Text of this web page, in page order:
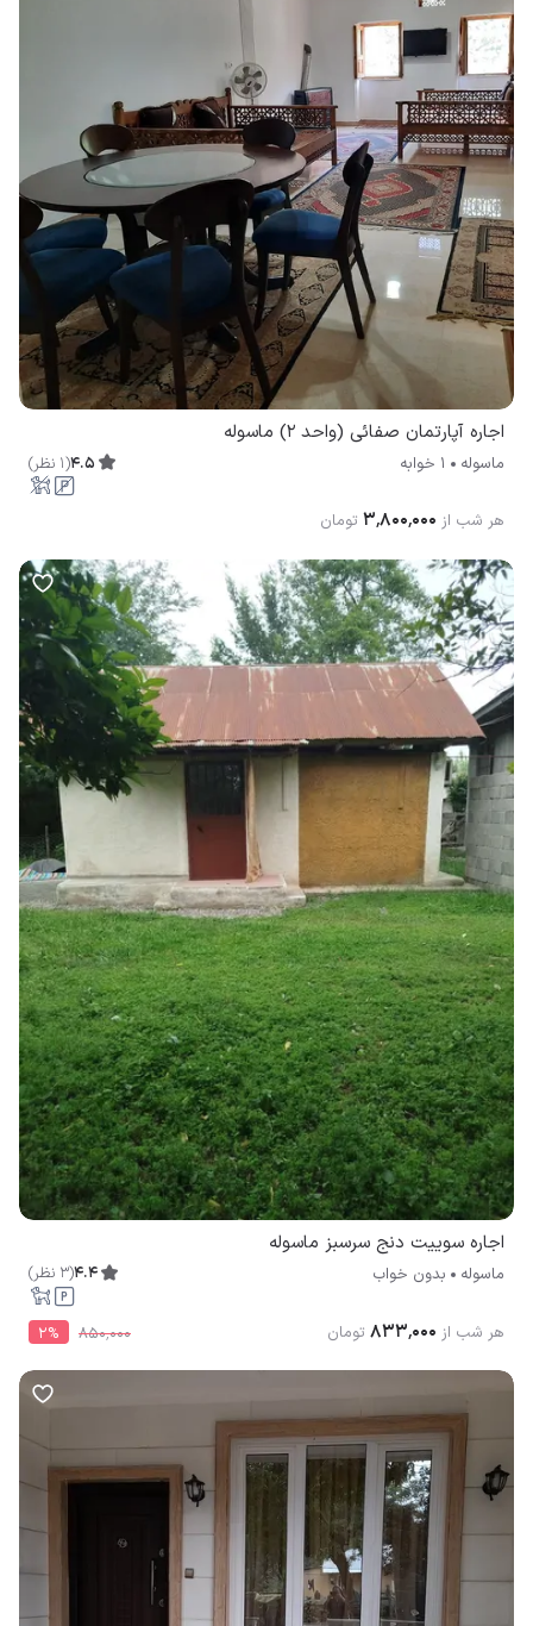
اجاره آپارتمان صفائی (واحد ۲) ماسوله
ماسوله 1 خوابه 4.5
(
1 نظر)
هر شب از ۳٬۸۰۰٬۰۰۰ تومان
اجاره سوییت دنج سرسبز ماسوله
ماسوله بدون خواب 4.4
(
3 نظر)
۸۵۰٬۰۰۰ 2% هر شب از ۸۳۳٬۰۰۰ تومان